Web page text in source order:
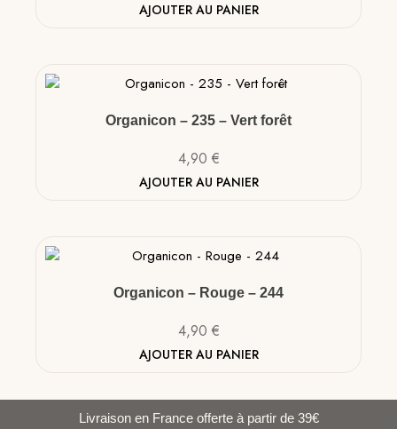
AJOUTER AU PANIER
Organicon – 235 – Vert forêt
4,90 €
AJOUTER AU PANIER
Organicon – Rouge – 244
4,90 €
AJOUTER AU PANIER
Livraison en France offerte à partir de 39€